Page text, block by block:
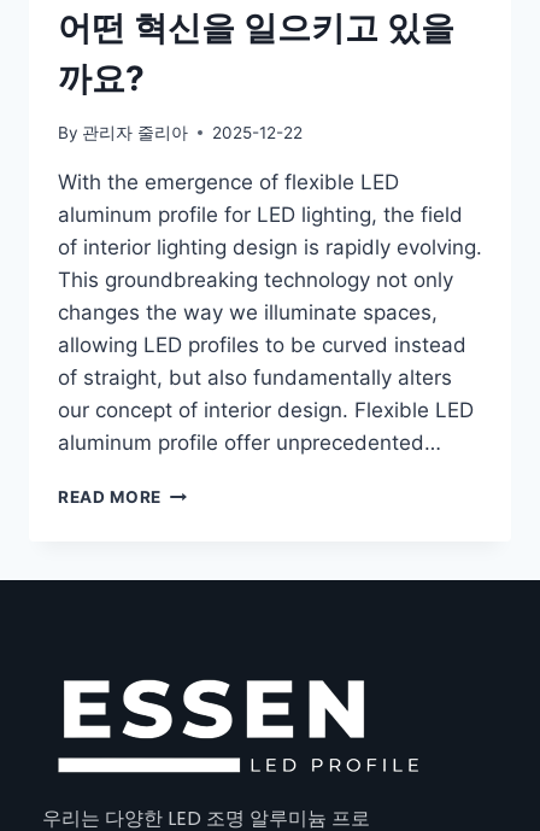
어떤 혁신을 일으키고 있을
까요?
By 관리자 줄리아 2025-12-22
With the emergence of flexible LED
aluminum profile for LED lighting, the field
of interior lighting design is rapidly evolving.
This groundbreaking technology not only
changes the way we illuminate spaces,
allowing LED profiles to be curved instead
of straight, but also fundamentally alters
our concept of interior design. Flexible LED
aluminum profile offer unprecedented…
READ MORE
우리는 다양한 LED 조명 알루미늄 프로